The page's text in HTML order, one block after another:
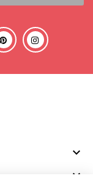

